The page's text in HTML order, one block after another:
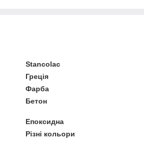
Stancolac
Греція
Фарба
Бетон
Епоксидна
Різні кольори